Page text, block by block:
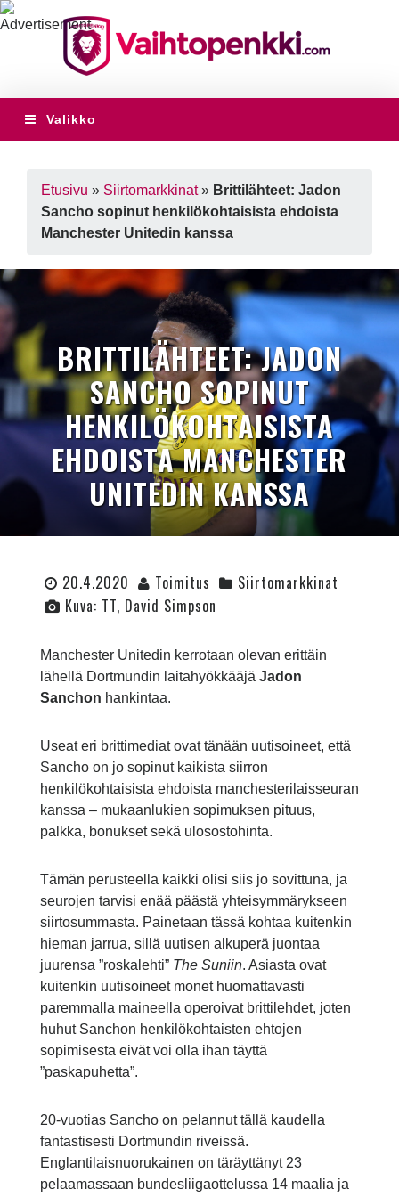
Valikko
Etusivu » Siirtomarkkinat» Brittilähteet: Jadon
Sancho sopinut henkilökohtaisista ehdoista
Manchester Unitedin kanssa
BRITTILÄHTEET: JADON
SANCHO SOPINUT
HENKILÖKOHTAISISTA
EHDOISTA MANCHESTER
UNITEDIN KANSSA
20.4.2020 Toimitus
Siirtomarkkinat
Kuva: TT, David Simpson
Manchester Unitedin kerrotaan olevan erittäin
lähellä Dortmundin laitahyökkääjä Jadon
Sanchon hankintaa.
Useat eri brittimediat ovat tänään uutisoineet, että
Sancho on jo sopinut kaikista siirron
henkilökohtaisista ehdoista manchesterilaisseuran
kanssa – mukaanlukien sopimuksen pituus,
palkka, bonukset sekä ulosostohinta.
Tämän perusteella kaikki olisi siis jo sovittuna, ja
seurojen tarvisi enää päästä yhteisymmärykseen
siirtosummasta. Painetaan tässä kohtaa kuitenkin
hieman jarrua, sillä uutisen alkuperä juontaa
juurensa ”roskalehti” The Suniin. Asiasta ovat
kuitenkin uutisoineet monet huomattavasti
paremmalla maineella operoivat brittilehdet, joten
huhut Sanchon henkilökohtaisten ehtojen
sopimisesta eivät voi olla ihan täyttä
”paskapuhetta”.
20-vuotias Sancho on pelannut tällä kaudella
fantastisesti Dortmundin riveissä.
Englantilaisnuorukainen on täräyttänyt 23
pelaamassaan bundesliigaottelussa 14 maalia ja